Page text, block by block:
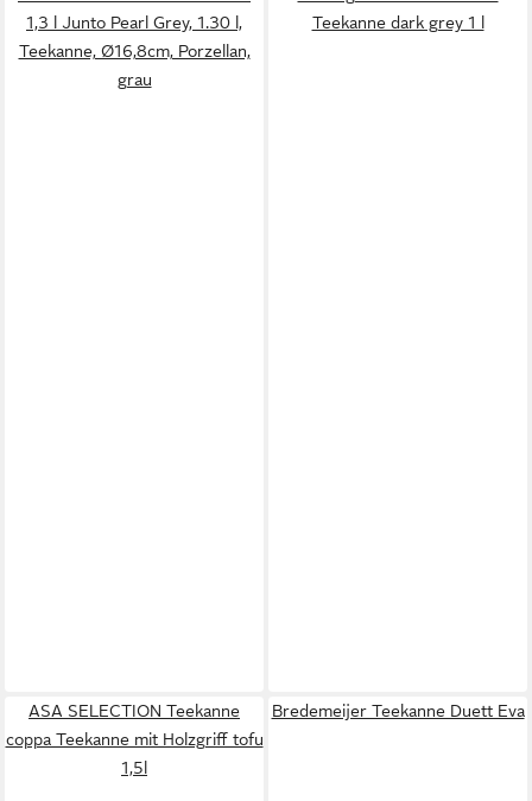
1,3 l Junto Pearl Grey, 1.30 l,
Teekanne, Ø16,8cm, Porzellan,
grau
Teekanne dark grey 1 l
ASA SELECTION Teekanne
coppa Teekanne mit Holzgriff tofu
1,5l
Bredemeijer Teekanne Duett Eva